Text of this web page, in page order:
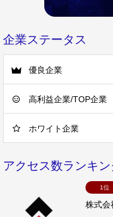
企業ステータス
優良企業
高利益企業/TOP企業
ホワイト企業
アクセス数ランキ
1位
株式会